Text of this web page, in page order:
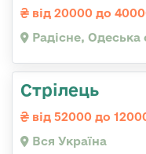
від 20000 до
Радісне, Одеська
Стрілець
від 52000 до
Вся Україна